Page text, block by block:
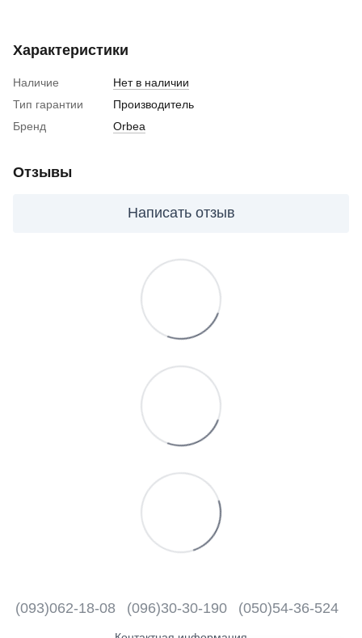
Характеристики
Наличие
Нет в наличии
Тип гарантии
Производитель
Бренд
Orbea
Отзывы
Написать отзыв
(093)062-18-08 (096)30-30-190 (050)54-36-524